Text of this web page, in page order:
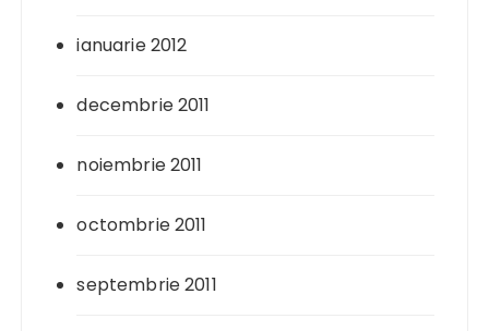
ianuarie 2012
decembrie 2011
noiembrie 2011
octombrie 2011
septembrie 2011